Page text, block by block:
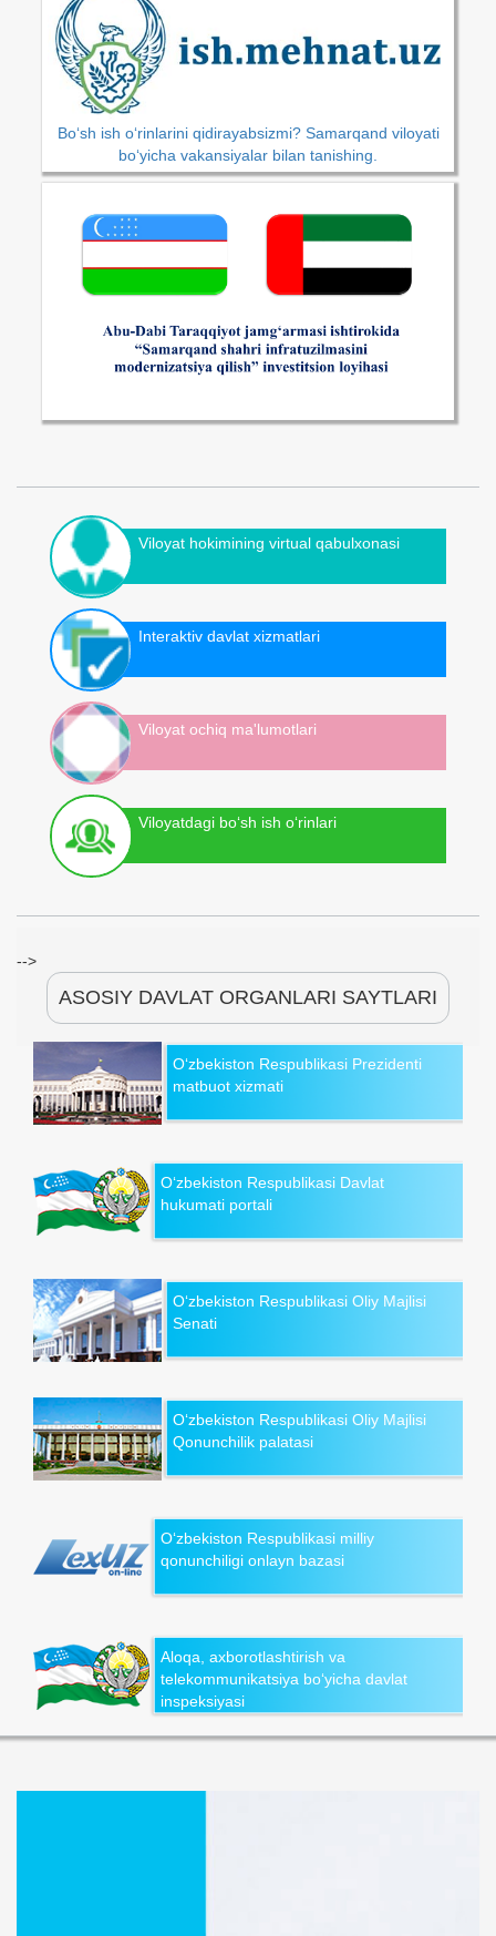
Bo‘sh ish o‘rinlarini qidirayabsizmi? Samarqand viloyati
bo‘yicha vakansiyalar bilan tanishing.
Viloyat hokimining virtual qabulxonasi
Interaktiv davlat xizmatlari
Viloyat ochiq ma'lumotlari
Viloyatdagi bo‘sh ish o‘rinlari
-->
ASOSIY DAVLAT ORGANLARI SAYTLARI
O‘zbekiston Respublikasi Prezidenti
matbuot xizmati
O‘zbekiston Respublikasi Davlat
hukumati portali
O‘zbekiston Respublikasi Oliy Majlisi
Senati
O‘zbekiston Respublikasi Oliy Majlisi
Qonunchilik palatasi
O‘zbekiston Respublikasi milliy
qonunchiligi onlayn bazasi
Aloqa, axborotlashtirish va
telekommunikatsiya bo‘yicha davlat
inspeksiyasi